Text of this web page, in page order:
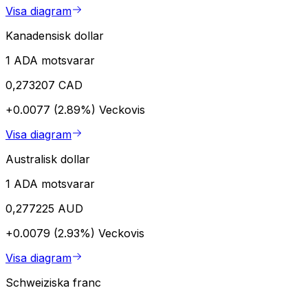
Visa diagram
Kanadensisk dollar
1 ADA motsvarar
0,273207 CAD
+0.0077 (2.89%) Veckovis
Visa diagram
Australisk dollar
1 ADA motsvarar
0,277225 AUD
+0.0079 (2.93%) Veckovis
Visa diagram
Schweiziska franc